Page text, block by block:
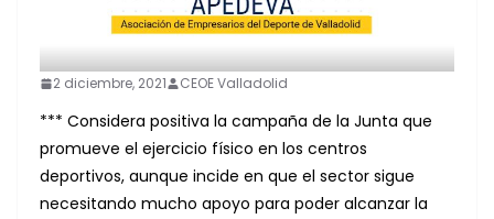
2 diciembre, 2021 CEOE Valladolid
*** Considera positiva la campaña de la Junta que
promueve el ejercicio físico en los centros
deportivos, aunque incide en que el sector sigue
necesitando mucho apoyo para poder alcanzar la